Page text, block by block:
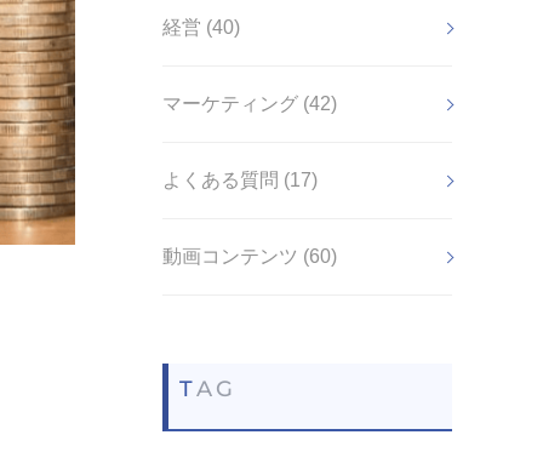
経営 (40)
マーケティング (42)
よくある質問 (17)
動画コンテンツ (60)
TAG